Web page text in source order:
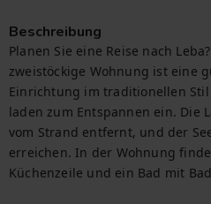
Beschreibung
Planen Sie eine Reise nach
zweistöckige Wohnung ist eine
Einrichtung im traditionellen
laden zum Entspannen ein. Die
vom Strand entfernt, und der
erreichen. In der Wohnung
Küchenzeile und ein Bad mit